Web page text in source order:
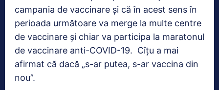
campania de vaccinare și că în acest sens în
perioada următoare va merge la multe centre
de vaccinare și chiar va participa la maratonul
de vaccinare anti-COVID-19. Cîțu a mai
afirmat că dacă „s-ar putea, s-ar vaccina din
nou”.